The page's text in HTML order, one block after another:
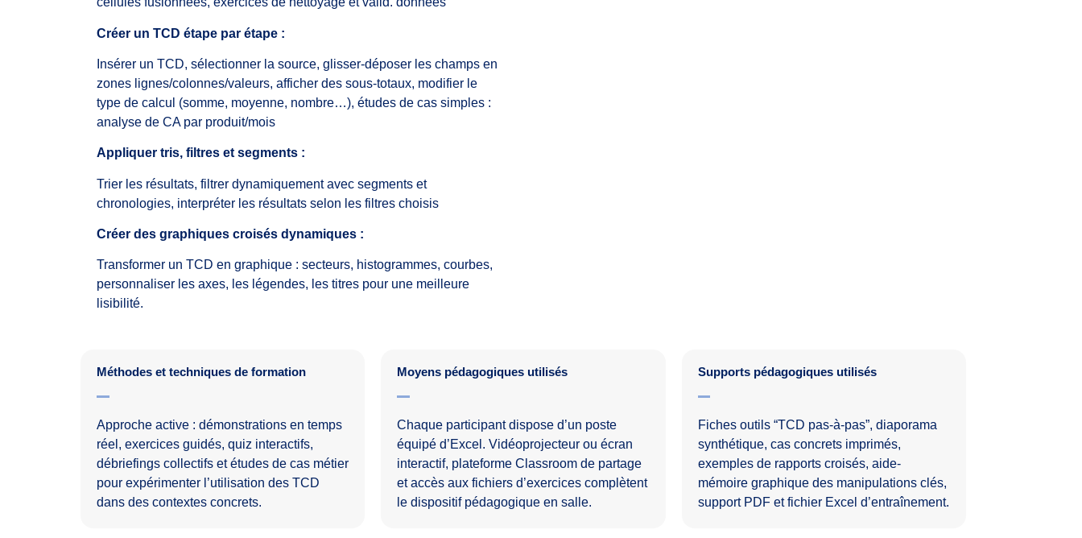
Créer un TCD étape par étape :
Insérer un TCD, sélectionner la source, glisser-déposer les champs en
zones lignes/colonnes/valeurs, afficher des sous-totaux, modifier le
type de calcul (somme, moyenne, nombre…), études de cas simples :
analyse de CA par produit/mois
Appliquer tris, filtres et segments :
Trier les résultats, filtrer dynamiquement avec segments et
chronologies, interpréter les résultats selon les filtres choisis
Créer des graphiques croisés dynamiques :
Transformer un TCD en graphique : secteurs, histogrammes, courbes,
personnaliser les axes, les légendes, les titres pour une meilleure
lisibilité.
Méthodes et techniques de formation
Approche active : démonstrations en temps
réel, exercices guidés, quiz interactifs,
débriefings collectifs et études de cas métier
pour expérimenter l’utilisation des TCD
dans des contextes concrets.
Moyens pédagogiques utilisés
Chaque participant dispose d’un poste
équipé d’Excel. Vidéoprojecteur ou écran
interactif, plateforme Classroom de partage
et accès aux fichiers d’exercices complètent
le dispositif pédagogique en salle.
Supports pédagogiques utilisés
Fiches outils “TCD pas-à-pas”, diaporama
synthétique, cas concrets imprimés,
exemples de rapports croisés, aide-
mémoire graphique des manipulations clés,
support PDF et fichier Excel d’entraînement.